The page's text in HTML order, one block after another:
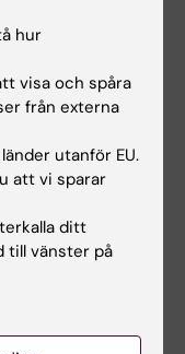
för
hur
visa och spåra
från externa
utanför EU.
att vi sparar
ditt
till vänster på